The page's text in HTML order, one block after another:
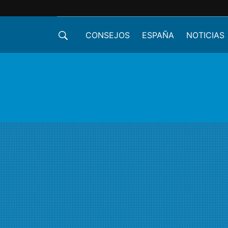
CONSEJOS ESPAÑA NOTICIAS